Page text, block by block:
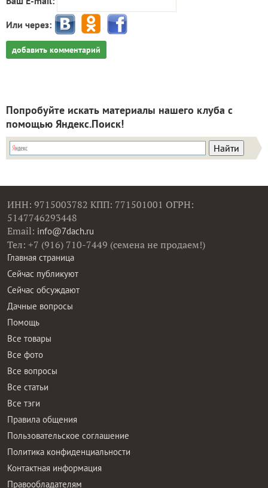
Или через:
добавить комментарий
Попробуйте искать материалы нашего клуба с
помощью Яндекс.Поиск!
ИНН: 9715003782 КПП: 771501001 ОГРН:
5147746293448
Email: info@7dach.ru
Тел: +7 (916) 710-7449 (семена не продаем!)
Главная страница
Сейчас публикуют
Сейчас обсуждают
Дачные вопросы
Помощь
Все товары
Все фото
Все вопросы
Все статьи
Все тэги
Правила общения
Пользовательское соглашение
Политика конфиденциальности
Контактная информация
Правообладателям